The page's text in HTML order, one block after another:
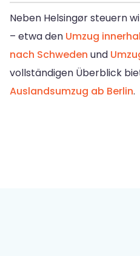
Neben Helsingør steuern
– etwa den Umzug
nach Schweden und
vollständigen Überblick
Auslandsumzug ab Berlin.